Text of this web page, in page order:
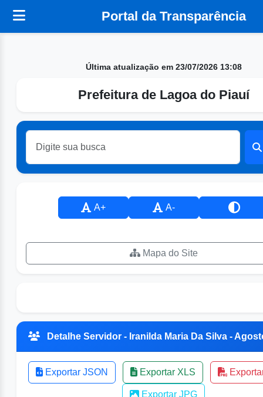
Portal da Transparência
Última atualização em 23/07/2026 13:08
Prefeitura de Lagoa do Piauí
A+ A-
Mapa do Site
Detalhe Servidor - Iranilda Maria Da Silva -
Exportar JSON Exportar XLS
Exportar JPG